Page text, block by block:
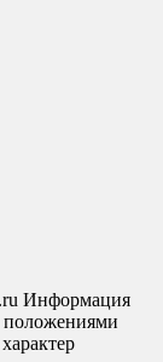
Информация
положениями